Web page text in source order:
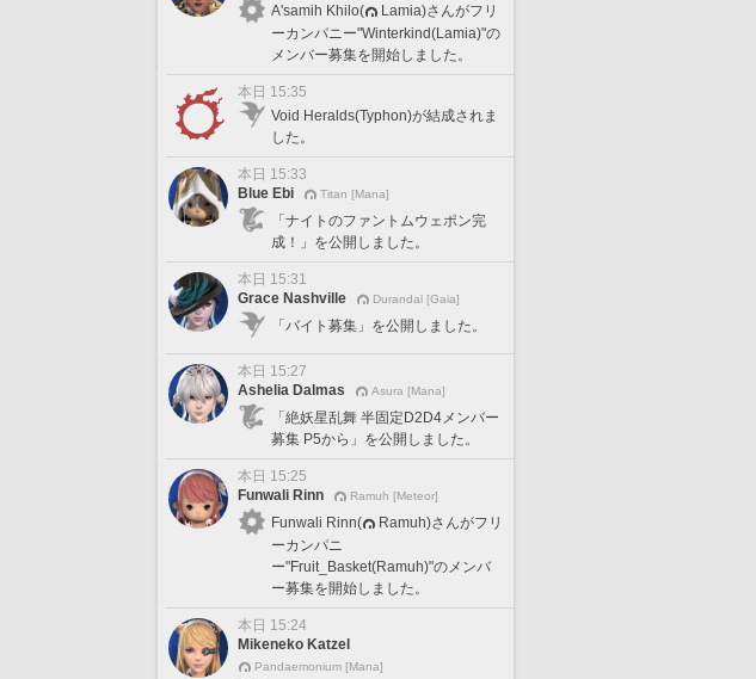
A'samih Khilo(
Lamia)さんがフリ
ーカンパニー"Winterkind(Lamia)"の
メンバー募集を開始しました。
本日 15:35
Void Heralds(Typhon)が結成されま
した。
本日 15:33
Blue Ebi
Titan [Mana]
「ナイトのファントムウェポン完
成！」を公開しました。
本日 15:31
Grace Nashville
Durandal [Gaia]
「バイト募集」を公開しました。
本日 15:27
Ashelia Dalmas
Asura [Mana]
「絶妖星乱舞 半固定D2D4メンバー
募集 P5から」を公開しました。
本日 15:25
Funwali Rinn
Ramuh [Meteor]
Funwali Rinn(
Ramuh)さんがフリ
ーカンパニ
ー"Fruit_Basket(Ramuh)"のメンバ
ー募集を開始しました。
本日 15:24
Mikeneko Katzel
Pandaemonium [Mana]